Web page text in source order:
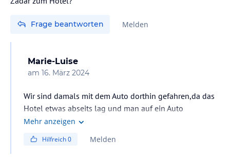
Frage beantworten Melden
Marie-Luise
am 16. März 2024
Wir sind damals mit dem Auto dorthin gefahren,da das
Hotel etwas abseits lag und man auf ein Auto
angewiesen war um zur Ortschaft zu kommen. Die
durchschnittlich und Getränke relativ teuer
Mehr anzeigen
Hilfreich0 Melden